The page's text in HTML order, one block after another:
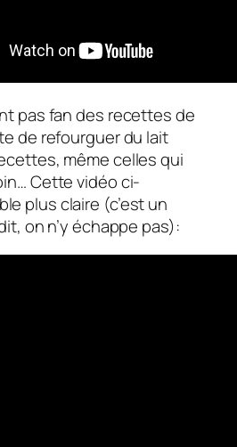
pas fan des recettes de
de refourguer du lait
même celles qui
Cette vidéo ci-
plus claire (c’est un
on n’y échappe pas):